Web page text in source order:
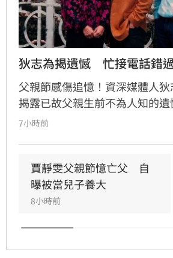
狄志為揭遺憾　忙接電話錯
父親節感傷追憶！資深媒體人狄
揭露已故父親生前不為人知的
透露，父親一生以海為家，兩人
在門外落淚。最讓狄志為心碎
父親曬太陽時，自己因忙於接
父親，沒想到那竟是父子最後的
後便陷入永眠。這段錯過的對
中最深的遺憾，他以此感嘆，
關係，但錯過的親情與話語，
7小時前
賈靜雯父親節憶亡父　自
曝被當兒子養大
8小時前